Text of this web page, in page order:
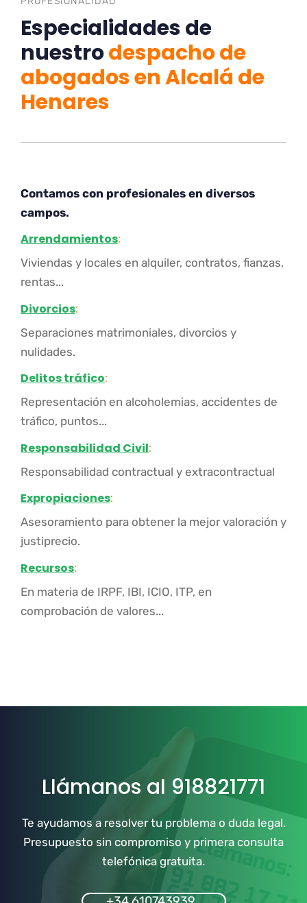
Especialidades de
nuestrodespacho de
abogados en Alcalá de
Henares
Contamos con profesionales en diversos
campos.
Arrendamientos:
Viviendas y locales en alquiler, contratos, fianzas,
rentas...
Divorcios:
Separaciones matrimoniales, divorcios y
nulidades.
Delitos tráfico:
Representación en alcoholemias, accidentes de
tráfico, puntos...
Responsabilidad Civil:
Responsabilidad contractual y extracontractual
Expropiaciones:
Asesoramiento para obtener la mejor valoración y
justiprecio.
Recursos:
En materia de IRPF, IBI, ICIO, ITP, en
comprobación de valores...
Llámanos al 918821771
Te ayudamos a resolver tu problema o duda legal.
Presupuesto sin compromiso y primera consulta
telefónica gratuita.